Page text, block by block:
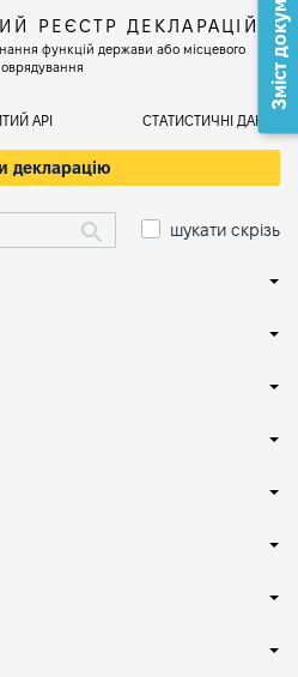
РЕЄСТР ДЕКЛАРАЦІЙ
функцій держави або місцевого
АРІ СТАТИСТИЧНІ ДАНІ
декларацію
шукати скрізь
Зміст документа